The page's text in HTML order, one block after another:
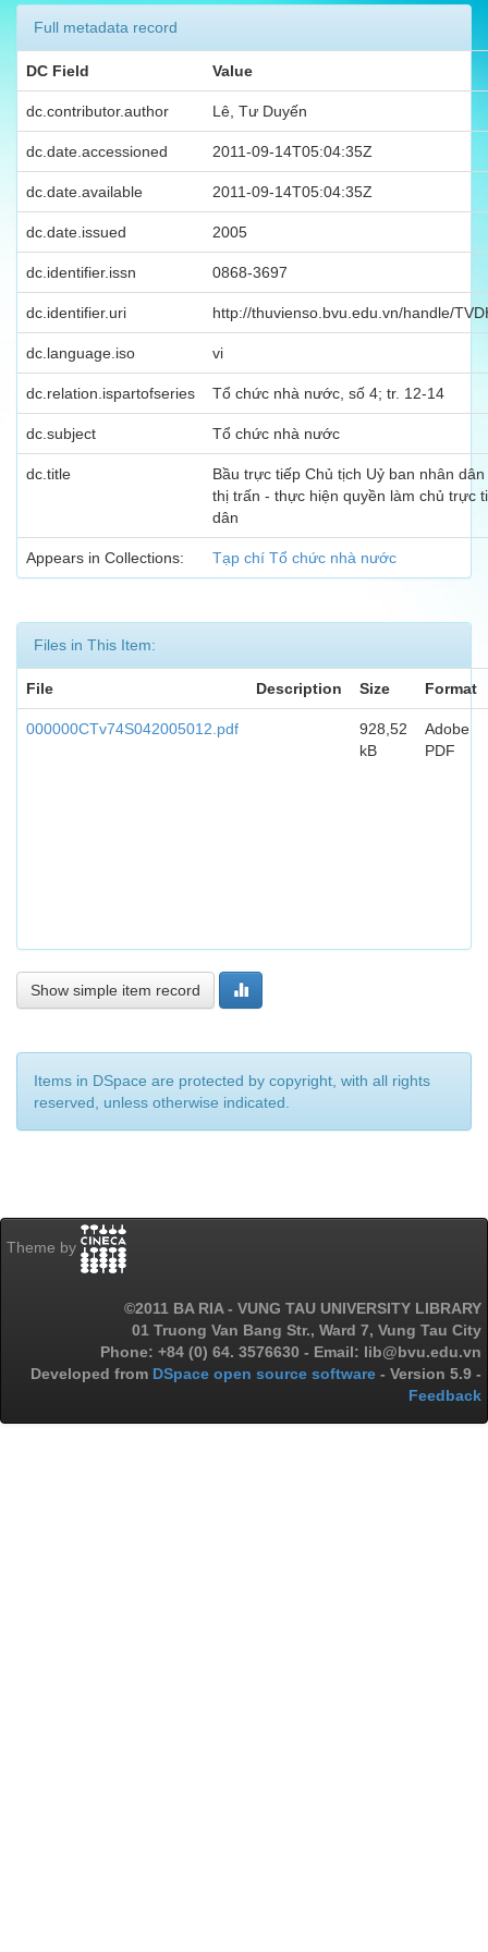
Full metadata record
DC Field Value
dc.contributor.author Lê, Tư Duyến
dc.date.accessioned 2011-09-14T05:04:35Z
dc.date.available 2011-09-14T05:04:35Z
dc.date.issued 2005
dc.identifier.issn 0868-3697
dc.identifier.uri http://thuvienso.bvu.edu.vn/handle/
dc.language.iso vi
dc.relation.ispartofseries Tổ chức nhà nước, số 4; tr. 12-14
dc.subject Tổ chức nhà nước
dc.title
Bầu trực tiếp Chủ tịch Uỷ ban nhân
thị trấn - thực hiện quyền làm chủ trực
dân
Appears in Collections: Tạp chí Tổ chức nhà nước
Files in This Item:
File Description Size Format
000000CTv74S042005012.pdf
928,52
kB
Adobe
PDF
Show simple item record
Items in DSpace are protected by copyright, with all rights
reserved, unless otherwise indicated.
Theme by
©2011 BA RIA - VUNG TAU UNIVERSITY LIBRARY
01 Truong Van Bang Str., Ward 7, Vung Tau City
Phone: +84 (0) 64. 3576630 - Email: lib@bvu.edu.vn
Developed from DSpace open source software - Version 5.9 -
Feedback